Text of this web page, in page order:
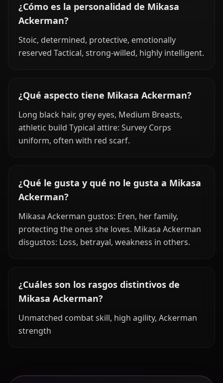
¿Cómo es la personalidad de Mikasa
Ackerman?
Stoic, determined, protective, emotionally
reserved Tactical, strong-willed, highly intelligent.
¿Qué aspecto tiene Mikasa Ackerman?
Long black hair, grey eyes, Medium Breasts,
athletic build Typical attire: Survey Corps
uniform, often with red scarf.
¿Qué le gusta y qué no le gusta a Mikasa
Ackerman?
Mikasa Ackerman gustos: Eren, her family,
protecting the ones she loves. Mikasa Ackerman
disgustos: Loss, betrayal, weakness in others.
¿Cuáles son los rasgos distintivos de
Mikasa Ackerman?
Unmatched combat skill, high agility, Ackerman
strength